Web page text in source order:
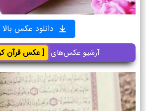
دانلود عکس بالا
آرشیو عکس‌های [ عکس قرآن